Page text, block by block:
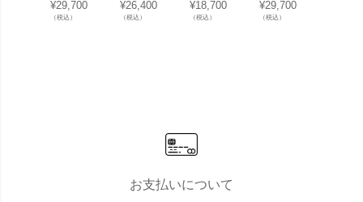
タリア職人
の手作りタ
¥29,700
（税込）
タリア職人
の手作りタ
¥26,400
（税込）
手作りタイ
ル表札☆15
¥18,700
（税込）
札 200×15
0」
¥29,700
（税込）
お支払いについて